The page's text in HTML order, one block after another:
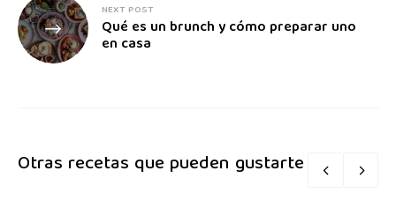
NEXT POST
Qué es un brunch y cómo preparar uno
en casa
Otras recetas que pueden gustarte